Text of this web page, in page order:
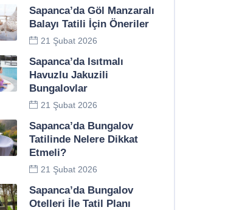
Sapanca’da Göl Manzaralı
Balayı Tatili İçin Öneriler
21 Şubat 2026
Sapanca’da Isıtmalı
Havuzlu Jakuzili
Bungalovlar
21 Şubat 2026
Sapanca’da Bungalov
Tatilinde Nelere Dikkat
Etmeli?
21 Şubat 2026
Sapanca’da Bungalov
Otelleri İle Tatil Planı